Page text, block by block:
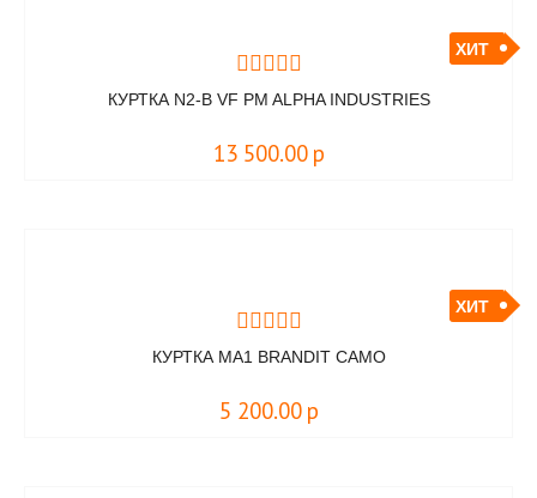
ХИТ
КУРТКА N2-B VF PM ALPHA INDUSTRIES
13 500.00 р
ХИТ
КУРТКА MA1 BRANDIT CAMO
5 200.00 р